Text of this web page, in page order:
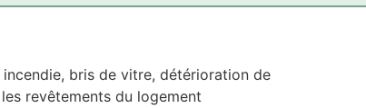
incendie, bris de vitre, détérioration de
revêtements du logement